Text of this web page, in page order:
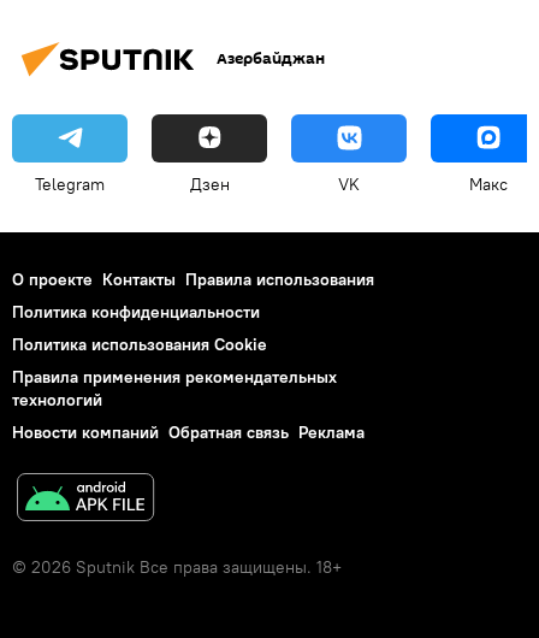
Азербайджан
Telegram Дзен VK Макс
О проекте Контакты Правила использования
Политика конфиденциальности
Политика использования Cookie
Правила применения рекомендательных
технологий
Новости компаний Обратная связь Реклама
© 2026 Sputnik Все права защищены. 18+